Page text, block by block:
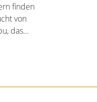
finden
von
das…